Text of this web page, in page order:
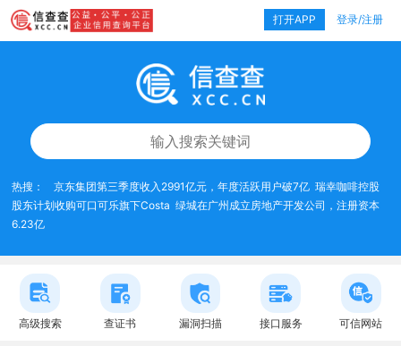
打开APP 登录/注册
热搜： 京东集团第三季度收入2991亿元，年度活跃用户破7亿 瑞幸咖啡控股
股东计划收购可口可乐旗下Costa 绿城在广州成立房地产开发公司，注册资本
6.23亿
高级搜索 查证书 漏洞扫描 接口服务 可信网站